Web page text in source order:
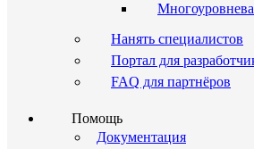
Нанять специалистов
Портал для
FAQ для партнёров
Помощь
Документация